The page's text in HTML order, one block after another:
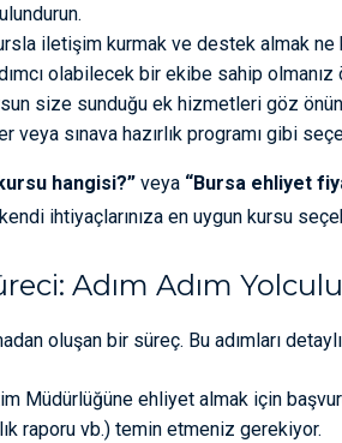
iletişim kurmak ve destek almak ne
olabilecek bir ekibe sahip olmanız
size sunduğu ek hizmetleri göz
veya sınava hazırlık programı gibi
hangisi?” veya “Bursa ehliyet
ihtiyaçlarınıza en uygun kursu
Adım Adım
oluşan bir süreç. Bu adımları
Müdürlüğüne ehliyet almak için
raporu vb.) temin etmeniz gerekiyor.